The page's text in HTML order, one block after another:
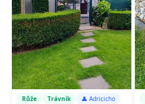
Růže Trávník
👤 Adricicho